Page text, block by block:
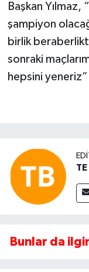
Başkan
şampiyon
birlik
sonraki
hepsini
Bunlar da